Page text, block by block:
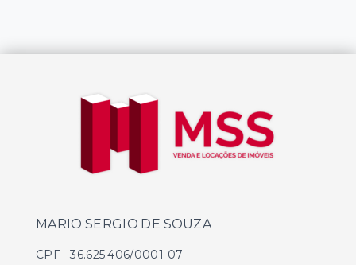
MARIO SERGIO DE SOUZA
CPF-36.625.406/0001-07